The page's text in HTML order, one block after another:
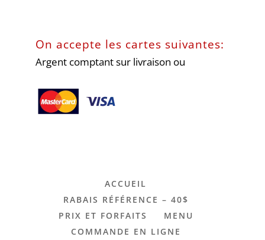
On accepte les cartes suivantes:
Argent comptant sur livraison ou
ACCUEIL
RABAIS RÉFÉRENCE – 40$
PRIX ET FORFAITS
MENU
COMMANDE EN LIGNE